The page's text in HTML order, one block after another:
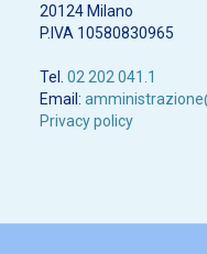
20124 Milano
P.IVA 10580830965
Tel. 02 202 041.1
Email:
Privacy policy